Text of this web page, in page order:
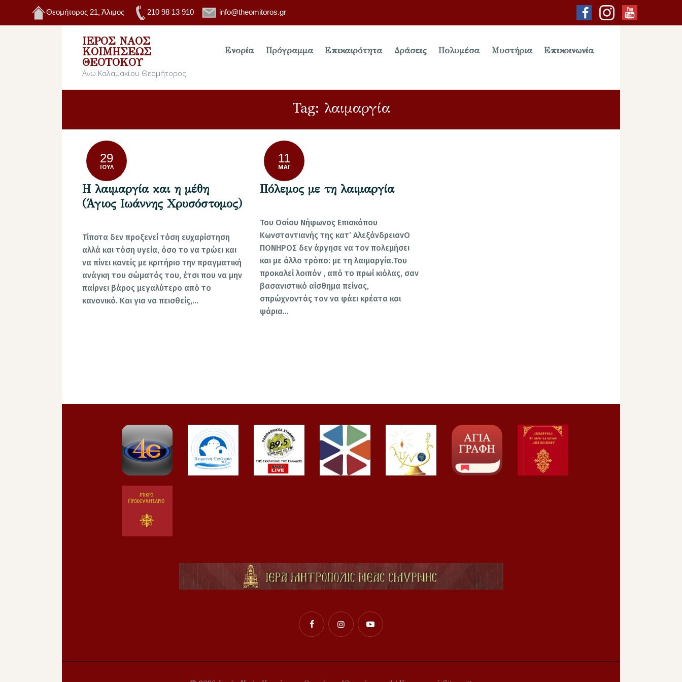
Θεομήτορος 21, Άλιμος 210 98 13 910 info@theomitoros.gr
ΙΕΡΌΣ ΝΑΌΣ
ΚΟΙΜΉΣΕΩΣ
ΘΕΟΤΌΚΟΥ
Άνω Καλαμακίου Θεομήτορος
Ενορία Πρόγραμμα Επικαιρότητα Δράσεις Πολυμέσα Μυστήρια Επικοινωνία
Tag: λαιμαργία
29
ΙΟΎΛ
Η λαιμαργία και η μέθη
(Άγιος Ιωάννης Χρυσόστομος)
Τίποτα δεν προξενεί τόση ευχαρίστηση
αλλά και τόση υγεία, όσο το να τρώει και
να πίνει κανείς με κριτήριο την πραγματική
ανάγκη του σώματός του, έτσι που να μην
παίρνει βάρος μεγαλύτερο από το
κανονικό. Και για να πεισθείς,…
11
ΜΆΙ
Πόλεμος με τη λαιμαργία
Του Οσίου Νήφωνος Επισκόπου
Κωνσταντιανής της κατ’ ΑλεξάνδρειανΟ
ΠΟΝΗΡΟΣ δεν άργησε να τον πολεμήσει
και με άλλο τρόπο: με τη λαιμαργία.Του
προκαλεί λοιπόν , από το πρωί κιόλας, σαν
βασανιστικό αίσθημα πείνας,
σπρώχνοντάς τον να φάει κρέατα και
ψάρια…